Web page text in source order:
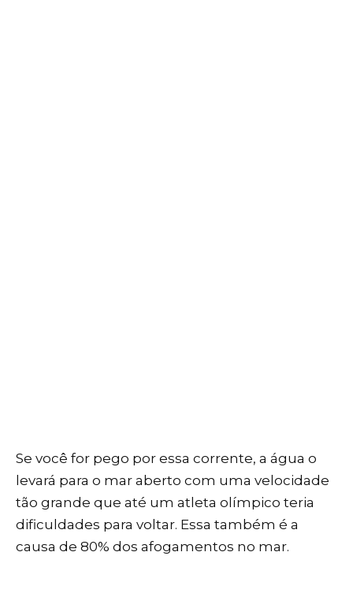
Se você for pego por essa corrente, a água o
levará para o mar aberto com uma velocidade
tão grande que até um atleta olímpico teria
dificuldades para voltar. Essa também é a
causa de 80% dos afogamentos no mar.